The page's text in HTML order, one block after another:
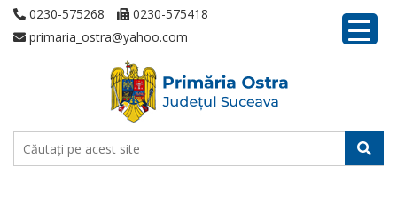
0230-575268
0230-575418
primaria_ostra@yahoo.com